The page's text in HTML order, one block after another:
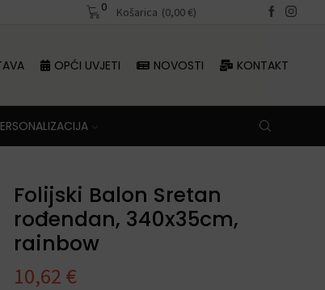
Besplatna dostava iznad 70 €
0 Košarica (0,00€)
OPĆI UVJETI NOVOSTI KONTAKT
Folijski Balon Sretan
rođendan, 340x35cm,
rainbow
10,62 €